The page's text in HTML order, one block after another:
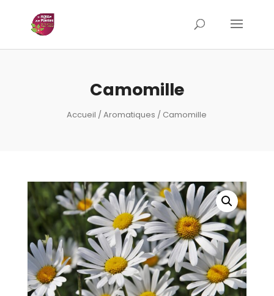
Camomille
Accueil /Aromatiques / Camomille